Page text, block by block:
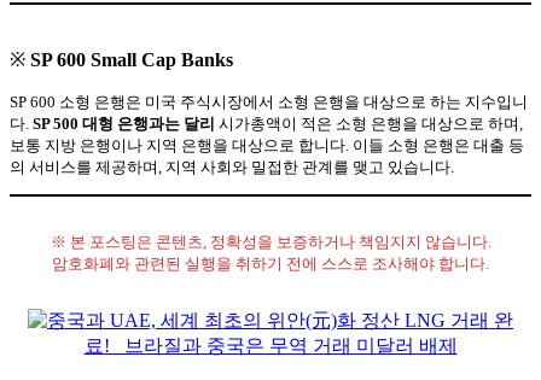
※ SP 600 Small Cap Banks
SP 600 소형 은행은 미국 주식시장에서 소형 은행을 대상으로 하는 지수입니
다. SP 500 대형 은행과는 달리 시가총액이 적은 소형 은행을 대상으로 하며,
보통 지방 은행이나 지역 은행을 대상으로 합니다. 이들 소형 은행은 대출 등
의 서비스를 제공하며, 지역 사회와 밀접한 관계를 맺고 있습니다.
※ 본 포스팅은 콘텐츠, 정확성을 보증하거나 책임지지 않습니다.
암호화폐와 관련된 실행을 취하기 전에 스스로 조사해야 합니다.